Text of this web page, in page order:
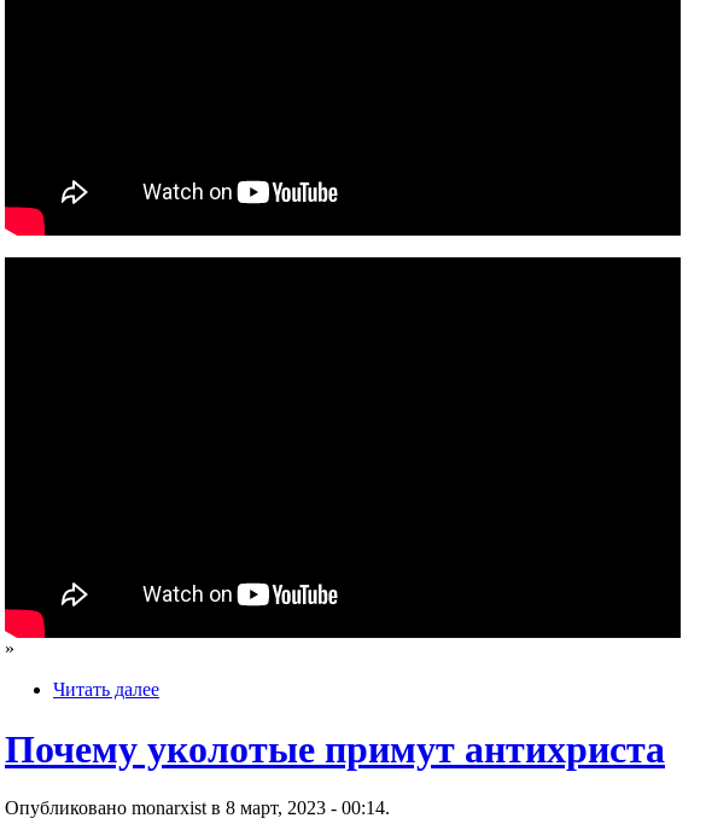
»
Читать далее
Почему уколотые примут антихриста
Опубликовано monarxist в 8 март, 2023 - 00:14.